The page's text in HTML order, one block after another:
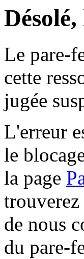
Le pare-
cette
jugée
L'erreur
le
la page
de nous
du pare-